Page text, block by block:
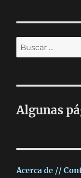
Buscar
por:
Algunas
Acerca de //